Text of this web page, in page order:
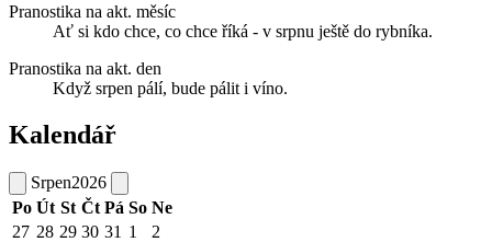
Pranostika na akt. měsíc
Ať si kdo chce, co chce říká - v srpnu ještě do rybníka.
Pranostika na akt. den
Když srpen pálí, bude pálit i víno.
Kalendář
Srpen2026
Po Út St Čt Pá So Ne
27 28 29 30 31 1
2